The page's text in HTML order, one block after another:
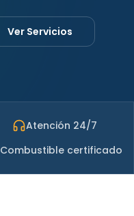
Ver Servicios
Atención 24/7
Combustible certificado